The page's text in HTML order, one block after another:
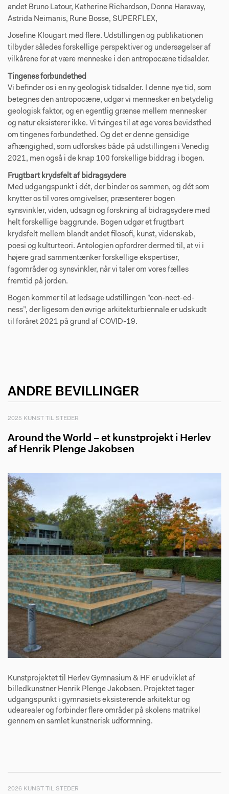
andet Bruno Latour, Katherine Richardson, Donna Haraway,
Astrida Neimanis, Rune Bosse, SUPERFLEX,
Josefine Klougart med flere. Udstillingen og publikationen
tilbyder således forskellige perspektiver og undersøgelser af
vilkårene for at være menneske i den antropocæne tidsalder.
Tingenes forbundethed
Vi befinder os i en ny geologisk tidsalder. I denne nye tid, som
betegnes den antropocæne, udgør vi mennesker en betydelig
geologisk faktor, og en egentlig grænse mellem mennesker
og natur eksisterer ikke. Vi tvinges til at øge vores bevidsthed
om tingenes forbundethed. Og det er denne gensidige
afhængighed, som udforskes både på udstillingen i Venedig
2021, men også i de knap 100 forskellige biddrag i bogen.
Frugtbart krydsfelt af bidragsydere
Med udgangspunkt i dét, der binder os sammen, og dét som
knytter os til vores omgivelser, præsenterer bogen
synsvinkler, viden, udsagn og forskning af bidragsydere med
helt forskellige baggrunde. Bogen udgør et frugtbart
krydsfelt mellem blandt andet filosofi, kunst, videnskab,
poesi og kulturteori. Antologien opfordrer dermed til, at vi i
højere grad sammentænker forskellige ekspertiser,
fagområder og synsvinkler, når vi taler om vores fælles
fremtid på jorden.
Bogen kommer til at ledsage udstillingen ”con-nect-ed-
ness”, der ligesom den øvrige arkitekturbiennale er udskudt
til foråret 2021 på grund af COVID-19.
ANDRE BEVILLINGER
2025 KUNST TIL STEDER
Around the World – et kunstprojekt i Herlev
af Henrik Plenge Jakobsen
Kunstprojektet til Herlev Gymnasium & HF er udviklet af
billedkunstner Henrik Plenge Jakobsen. Projektet tager
udgangspunkt i gymnasiets eksisterende arkitektur og
udearealer og forbinder flere områder på skolens matrikel
gennem en samlet kunstnerisk udformning.
2026 KUNST TIL STEDER